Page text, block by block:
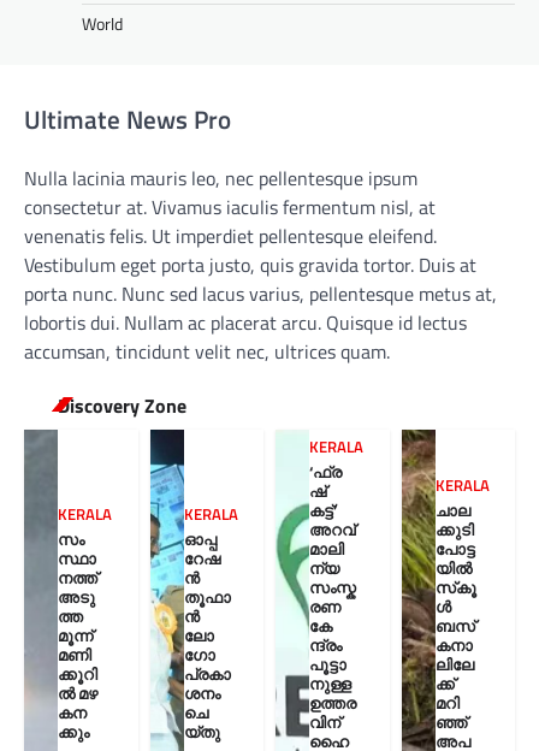
World
Ultimate News Pro
Nulla lacinia mauris leo, nec pellentesque ipsum
consectetur at. Vivamus iaculis fermentum nisl, at
venenatis felis. Ut imperdiet pellentesque eleifend.
Vestibulum eget porta justo, quis gravida tortor. Duis at
porta nunc. Nunc sed lacus varius, pellentesque metus at,
lobortis dui. Nullam ac placerat arcu. Quisque id lectus
accumsan, tincidunt velit nec, ultrices quam.
Discovery Zone
KERALA
സം
സ്ഥാ
നത്ത്
അടു
ത്ത
മൂന്ന്
മണി
ക്കൂറി
ൽ മഴ
കന
ക്കും
KERALA
ഓപ്പ
റേഷ
ൻ
തൂഫാ
ൻ
ലോ
ഗോ
പ്രകാ
ശനം
ചെ
യ്തു
KERALA
‘ഫ്ര
ഷ്
കട്ട്’
അറവ്
മാലി
ന്യ
സംസ്ക
രണ
കേ
ന്ദ്രം
പൂട്ടാ
നുള്ള
ഉത്തര
വിന്
ഹൈ
KERALA
ചാല
ക്കുടി
പോട്ട
യിൽ
സ്‌കൂ
ൾ
ബസ്
കനാ
ലിലേ
ക്ക്
മറി
ഞ്ഞ്
അപ